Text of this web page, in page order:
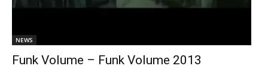
NEWS
Funk Volume – Funk Volume 2013